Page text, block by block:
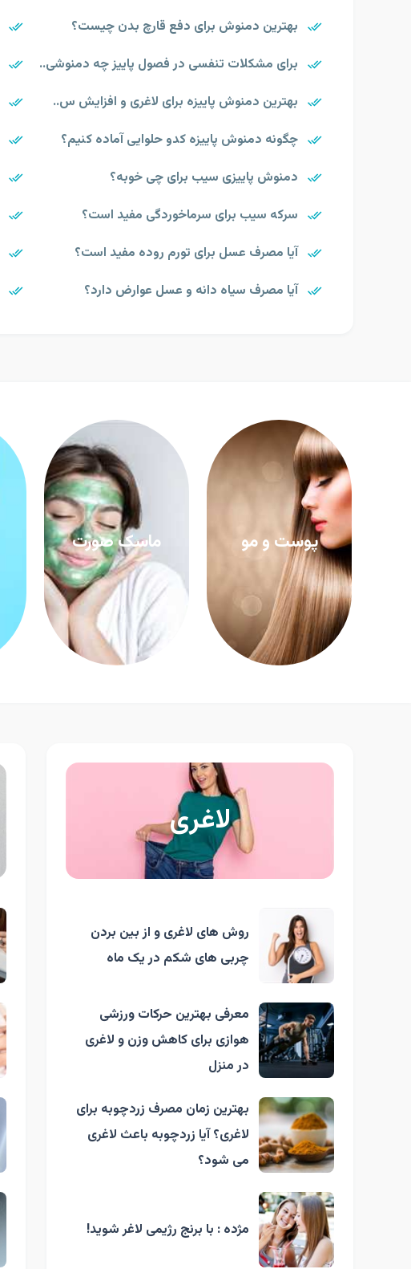
بهترین دمنوش برای دفع قارچ بدن چیست؟
برای مشکلات تنفسی در فصول پاییز چه دمنوشی..
بهترین دمنوش پاییزه برای لاغری و افزایش س..
چگونه دمنوش پاییزه کدو حلوایی آماده کنیم؟
دمنوش پاییزی سیب برای چی خوبه؟
سرکه سیب برای سرماخوردگی مفید است؟
آیا مصرف عسل برای تورم روده مفید است؟
آیا مصرف سیاه دانه و عسل عوارض دارد؟
پوست و مو ماسک صورت
لاغری
روش های لاغری و از بین بردن
چربی های شکم در یک ماه
معرفی بهترین حرکات ورزشی
هوازی برای کاهش وزن و لاغری
در منزل
بهترین زمان مصرف زردچوبه برای
لاغری؟ آیا زردچوبه باعث لاغری
می شود؟
مژده : با برنج رژیمی لاغر شوید!